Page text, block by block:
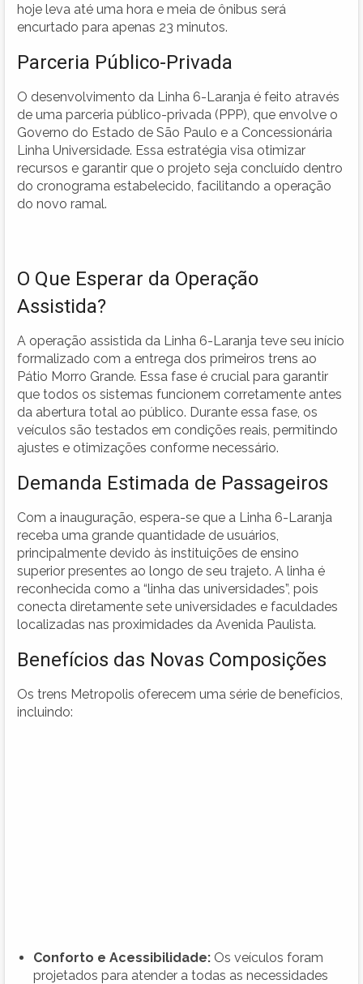
hoje leva até uma hora e meia de ônibus será
encurtado para apenas 23 minutos.
Parceria Público-Privada
O desenvolvimento da Linha 6-Laranja é feito através
de uma parceria público-privada (PPP), que envolve o
Governo do Estado de São Paulo e a Concessionária
Linha Universidade. Essa estratégia visa otimizar
recursos e garantir que o projeto seja concluído dentro
do cronograma estabelecido, facilitando a operação
do novo ramal.
O Que Esperar da Operação
Assistida?
A operação assistida da Linha 6-Laranja teve seu início
formalizado com a entrega dos primeiros trens ao
Pátio Morro Grande. Essa fase é crucial para garantir
que todos os sistemas funcionem corretamente antes
da abertura total ao público. Durante essa fase, os
veículos são testados em condições reais, permitindo
ajustes e otimizações conforme necessário.
Demanda Estimada de Passageiros
Com a inauguração, espera-se que a Linha 6-Laranja
receba uma grande quantidade de usuários,
principalmente devido às instituições de ensino
superior presentes ao longo de seu trajeto. A linha é
reconhecida como a “linha das universidades”, pois
conecta diretamente sete universidades e faculdades
localizadas nas proximidades da Avenida Paulista.
Benefícios das Novas Composições
Os trens Metropolis oferecem uma série de benefícios,
incluindo:
Conforto e Acessibilidade: Os veículos foram
projetados para atender a todas as necessidades